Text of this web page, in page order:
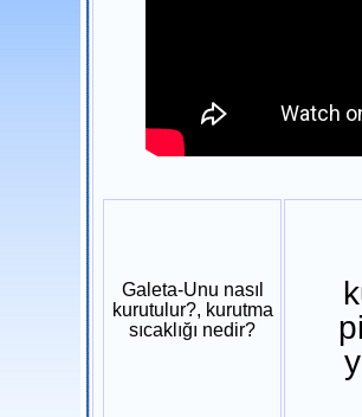
Galeta-Unu nasıl
kurutulur?, kurutma
sıcaklığı nedir?